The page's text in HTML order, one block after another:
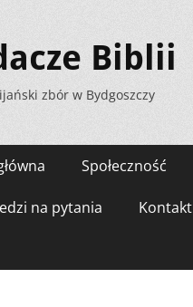
Biblii
zbór w Bydgoszczy
Społeczność
na pytania Kontakt